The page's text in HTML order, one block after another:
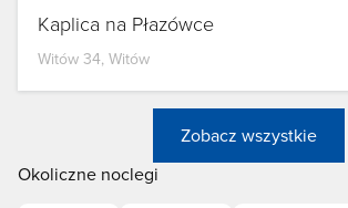
Kaplica na Płazówce
Witów 34, Witów
Zobacz wszystkie
Okoliczne noclegi